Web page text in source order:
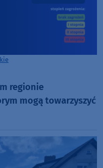
regionie
mogą towarzyszyć